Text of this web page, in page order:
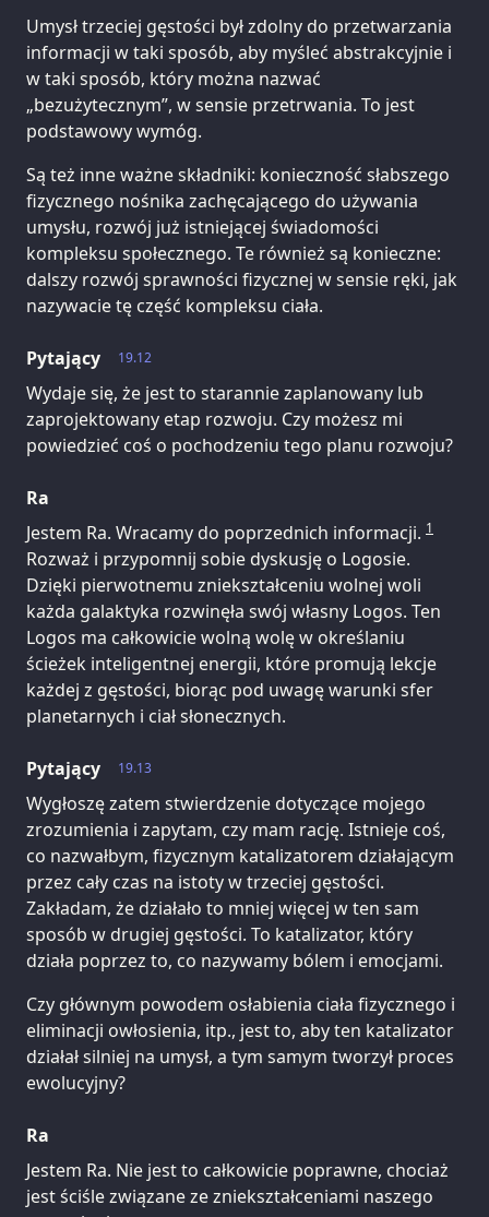
Umysł trzeciej gęstości był zdolny do przetwarzania
informacji w taki sposób, aby myśleć abstrakcyjnie i
w taki sposób, który można nazwać
„bezużytecznym”, w sensie przetrwania. To jest
podstawowy wymóg.
Są też inne ważne składniki: konieczność słabszego
fizycznego nośnika zachęcającego do używania
umysłu, rozwój już istniejącej świadomości
kompleksu społecznego. Te również są konieczne:
dalszy rozwój sprawności fizycznej w sensie ręki, jak
nazywacie tę część kompleksu ciała.
19.12
Pytający
Wydaje się, że jest to starannie zaplanowany lub
zaprojektowany etap rozwoju. Czy możesz mi
powiedzieć coś o pochodzeniu tego planu rozwoju?
Ra
Jestem Ra. Wracamy do poprzednich informacji. 1
Rozważ i przypomnij sobie dyskusję o Logosie.
Dzięki pierwotnemu zniekształceniu wolnej woli
każda galaktyka rozwinęła swój własny Logos. Ten
Logos ma całkowicie wolną wolę w określaniu
ścieżek inteligentnej energii, które promują lekcje
każdej z gęstości, biorąc pod uwagę warunki sfer
planetarnych i ciał słonecznych.
19.13
Pytający
Wygłoszę zatem stwierdzenie dotyczące mojego
zrozumienia i zapytam, czy mam rację. Istnieje coś,
co nazwałbym, fizycznym katalizatorem działającym
przez cały czas na istoty w trzeciej gęstości.
Zakładam, że działało to mniej więcej w ten sam
sposób w drugiej gęstości. To katalizator, który
działa poprzez to, co nazywamy bólem i emocjami.
Czy głównym powodem osłabienia ciała fizycznego i
eliminacji owłosienia, itp., jest to, aby ten katalizator
działał silniej na umysł, a tym samym tworzył proces
ewolucyjny?
Ra
Jestem Ra. Nie jest to całkowicie poprawne, chociaż
jest ściśle związane ze zniekształceniami naszego